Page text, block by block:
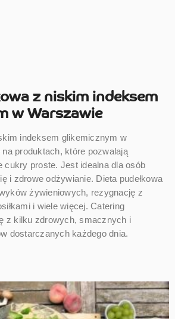
z niskim indeksem
w Warszawie
indeksem glikemicznym w
produktach, które pozwalają
cukry proste. Jest idealna dla osób
i zdrowe odżywianie. Dieta pudełkowa
żywieniowych, rezygnację z
i wiele więcej. Catering
z kilku zdrowych, smacznych i
dostarczanych każdego dnia.